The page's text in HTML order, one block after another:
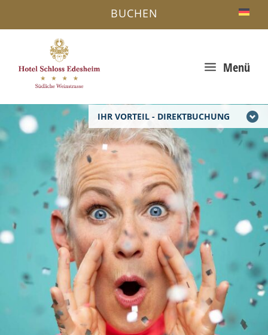
IHR VORTEIL - DIREKTBUCHUNG
a Menü
BUCHEN